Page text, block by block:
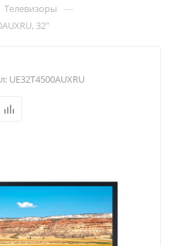
Телевизоры —
32"
UE32T4500AUXRU